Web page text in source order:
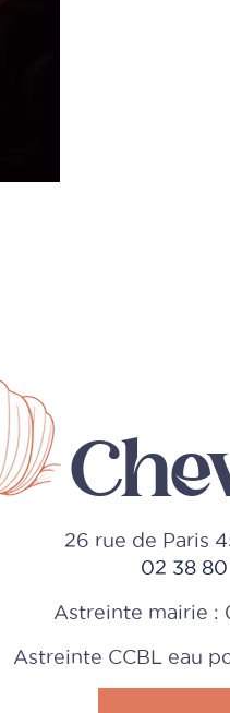
26 rue de Paris
02 38 80
Astreinte mairie :
Astreinte CCBL eau